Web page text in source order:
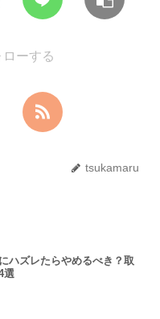
ーする
tsukamaru
ハズレたらやめるべき？取
選